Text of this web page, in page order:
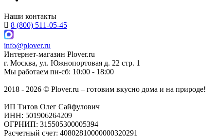
Наши контакты
8 (800) 511-05-45
info@plover.ru
Интернет-магазин Plover.ru
г. Москва, ул. Южнопортовая д. 22 стр. 1
Мы работаем пн-сб: 10:00 - 18:00
2018 - 2026 © Plover.ru – готовим вкусно дома и на природе!
ИП Титов Олег Сайфулович
ИНН: 501906264209
ОГРНИП: 315505300005394
Расчетный счет: 40802810000000320291